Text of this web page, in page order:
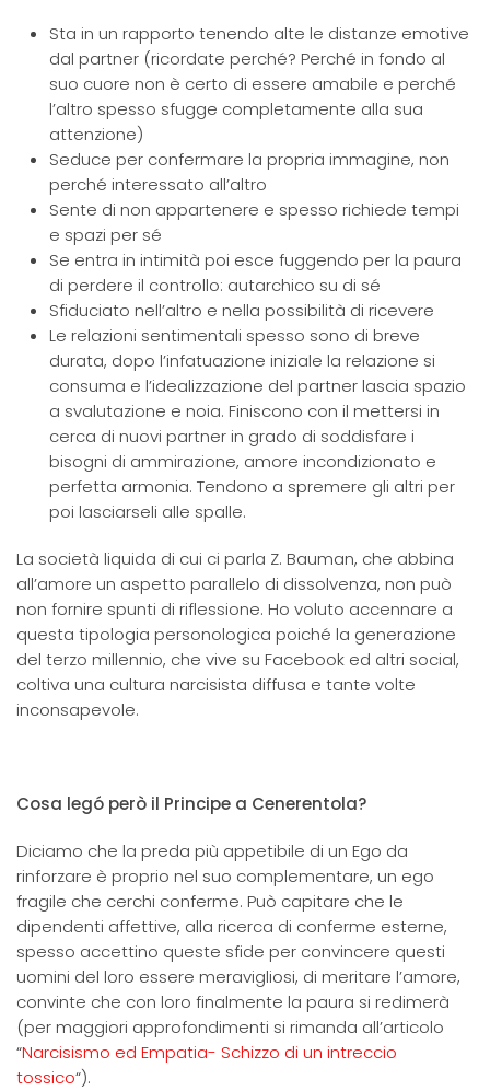
Sta in un rapporto tenendo alte le distanze emotive
dal partner (ricordate perché? Perché in fondo al
suo cuore non è certo di essere amabile e perché
l’altro spesso sfugge completamente alla sua
attenzione)
Seduce per confermare la propria immagine, non
perché interessato all’altro
Sente di non appartenere e spesso richiede tempi
e spazi per sé
Se entra in intimità poi esce fuggendo per la paura
di perdere il controllo: autarchico su di sé
Sfiduciato nell’altro e nella possibilità di ricevere
Le relazioni sentimentali spesso sono di breve
durata, dopo l’infatuazione iniziale la relazione si
consuma e l’idealizzazione del partner lascia spazio
a svalutazione e noia. Finiscono con il mettersi in
cerca di nuovi partner in grado di soddisfare i
bisogni di ammirazione, amore incondizionato e
perfetta armonia. Tendono a spremere gli altri per
poi lasciarseli alle spalle.
La società liquida di cui ci parla Z. Bauman, che abbina
all’amore un aspetto parallelo di dissolvenza, non può
non fornire spunti di riflessione. Ho voluto accennare a
questa tipologia personologica poiché la generazione
del terzo millennio, che vive su Facebook ed altri social,
coltiva una cultura narcisista diffusa e tante volte
inconsapevole.
Cosa legó però il Principe a Cenerentola?
Diciamo che la preda più appetibile di un Ego da
rinforzare è proprio nel suo complementare, un ego
fragile che cerchi conferme. Può capitare che le
dipendenti affettive, alla ricerca di conferme esterne,
spesso accettino queste sfide per convincere questi
uomini del loro essere meravigliosi, di meritare l’amore,
convinte che con loro finalmente la paura si redimerà
(per maggiori approfondimenti si rimanda all’articolo
“Narcisismo ed Empatia- Schizzo di un intreccio
tossico“).